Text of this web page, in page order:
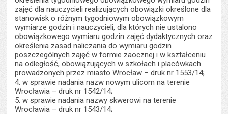
zajęć dla nauczycieli realizujących obowiązki określone dla
stanowisk o różnym tygodniowym obowiązkowym
wymiarze godzin i nauczycieli, dla których nie ustalono
obowiązkowego wymiaru godzin zajęć dydaktycznych oraz
określenia zasad naliczania do wymiaru godzin
poszczególnych zajęć w formie zaocznej i w kształceniu
na odległość, obowiązujących w szkołach i placówkach
prowadzonych przez miasto Wrocław – druk nr 1553/14;
4. w sprawie nadania nazw nowym ulicom na terenie
Wrocławia – druk nr 1542/14;
5. w sprawie nadania nazwy skwerowi na terenie
Wrocławia – druk nr 1543/14;